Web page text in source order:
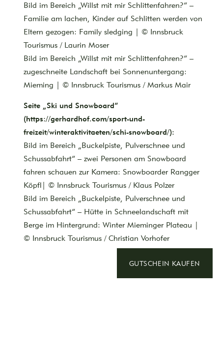
GUTSCHEIN KAUFEN
Bild im Bereich „Willst mit mir Schlittenfahren?“ –
Familie am lachen, Kinder auf Schlitten werden von
Eltern gezogen: Family sledging | © Innsbruck
Tourismus / Laurin Moser
Bild im Bereich „Willst mit mir Schlittenfahren?“ –
zugeschneite Landschaft bei Sonnenuntergang:
Mieming | © Innsbruck Tourismus / Markus Mair
Seite „Ski und Snowboard“
(https://gerhardhof.com/sport-und-
freizeit/winteraktivitaeten/schi-snowboard/):
Bild im Bereich „Buckelpiste, Pulverschnee und
Schussabfahrt“ – zwei Personen am Snowboard
fahren schauen zur Kamera: Snowboarder Rangger
Köpfl| © Innsbruck Tourismus / Klaus Polzer
Bild im Bereich „Buckelpiste, Pulverschnee und
Schussabfahrt“ – Hütte in Schneelandschaft mit
Berge im Hintergrund: Winter Mieminger Plateau |
© Innsbruck Tourismus / Christian Vorhofer